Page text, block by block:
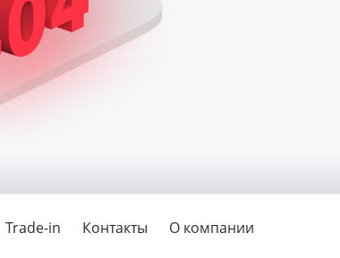
Trade-in Контакты О компании